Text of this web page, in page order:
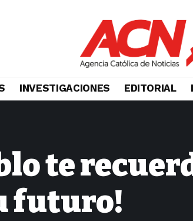
INVESTIGACIONES EDITORIAL
te
futuro!